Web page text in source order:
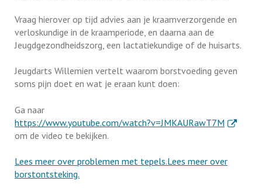
Vraag hierover op tijd advies aan je kraamverzorgende en
verloskundige in de kraamperiode, en daarna aan de
Jeugdgezondheidszorg, een lactatiekundige of de huisarts.
Jeugdarts Willemien vertelt waarom borstvoeding geven
soms pijn doet en wat je eraan kunt doen:
Ga naar
https://www.youtube.com/watch?v=JMKAURawT7M .
om de video te bekijken.
Lees meer over problemen met tepels.Lees meer over
borstontsteking.